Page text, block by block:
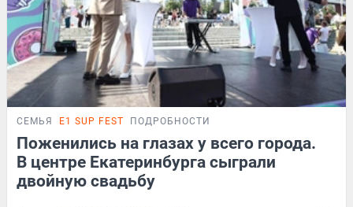
СЕМЬЯ E1 SUP FEST ПОДРОБНОСТИ
Поженились на глазах у всего города.
В центре Екатеринбурга сыграли
двойную свадьбу